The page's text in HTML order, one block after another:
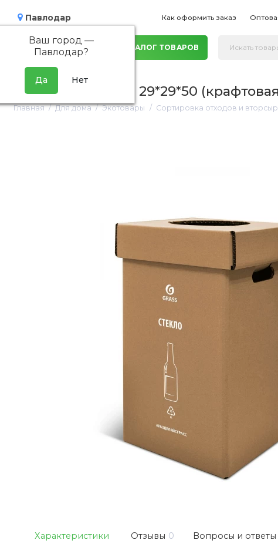
Павлодар
Ваш город —
Павлодар?
Как оформить заказ
КАТАЛОГ ТОВАРОВ
Урна квадратная, 29*29*50
Главная Для дома Экотовары Сортировка отходов и
Характеристики Отзывы 0 Вопросы и ответы